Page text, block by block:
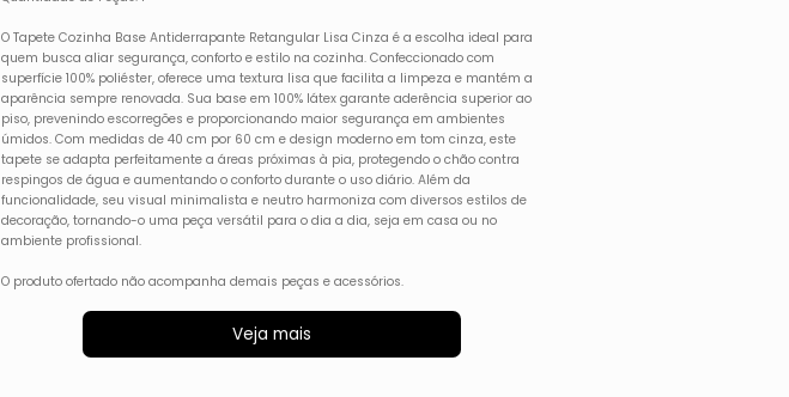
O Tapete Cozinha Base Antiderrapante Retangular Lisa Cinza é a escolha ideal para
quem busca aliar segurança, conforto e estilo na cozinha. Confeccionado com
superfície 100% poliéster, oferece uma textura lisa que facilita a limpeza e mantém a
aparência sempre renovada. Sua base em 100% látex garante aderência superior ao
piso, prevenindo escorregões e proporcionando maior segurança em ambientes
úmidos. Com medidas de 40 cm por 60 cm e design moderno em tom cinza, este
tapete se adapta perfeitamente a áreas próximas à pia, protegendo o chão contra
respingos de água e aumentando o conforto durante o uso diário. Além da
funcionalidade, seu visual minimalista e neutro harmoniza com diversos estilos de
decoração, tornando-o uma peça versátil para o dia a dia, seja em casa ou no
ambiente profissional.
O produto ofertado não acompanha demais peças e acessórios.
Veja mais